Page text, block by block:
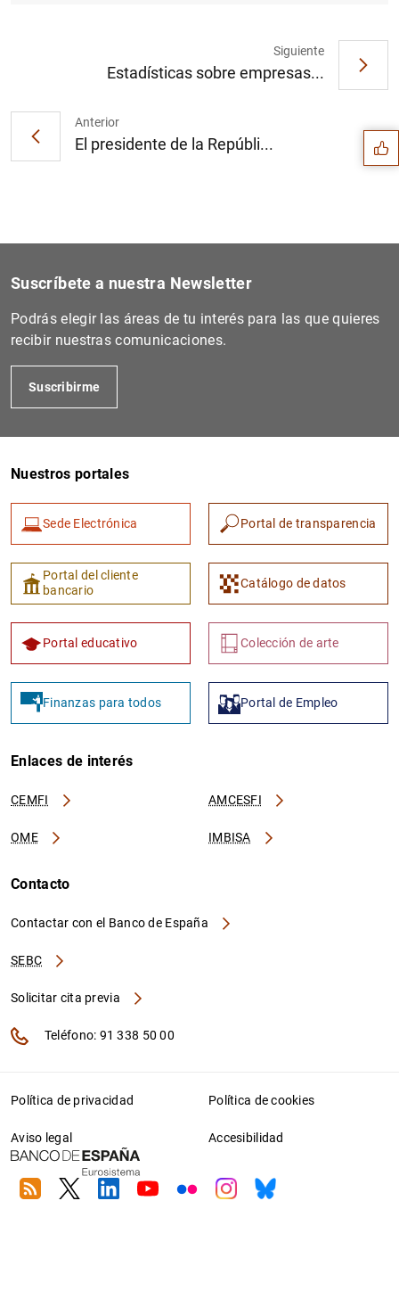
Anterior
El presidente de la Repúbli...
Siguiente
Estadísticas sobre empresas... Sugerencias
Suscríbete a nuestra Newsletter
Podrás elegir las áreas de tu interés para las que quieres
recibir nuestras comunicaciones.
Suscribirme
Nuestros portales
Sede Electrónica Portal de transparencia
Portal del cliente
bancario
Catálogo de datos
Portal educativo Colección de arte
Finanzas para todos Portal de Empleo
Enlaces de interés
CEMFI AMCESFI
OME IMBISA
Contacto
Contactar con el Banco de España
SEBC
Solicitar cita previa
Teléfono: 91 338 50 00
Política de privacidad Política de cookies
Aviso legal Accesibilidad
RSS TwitterLinkedin
YoutubeFlickrInstagram
Bluesky